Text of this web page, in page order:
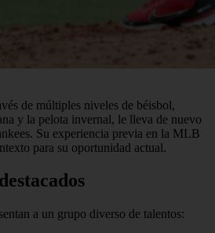
de múltiples niveles de béisbol,
y la pelota invernal, le lleva de nuevo
Su experiencia previa en la MLB
para su oportunidad actual.
a un grupo diverso de talentos: